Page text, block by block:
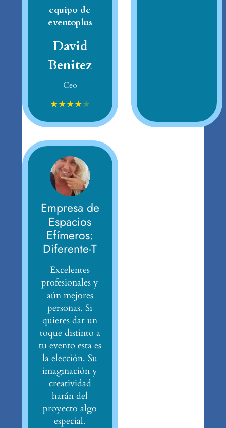
equipo de
eventoplus
David
Benitez
Ceo
★★★★★
Empresa de
Espacios
Efímeros:
Diferente-T
Excelentes
profesionales y
aún mejores
personas. Si
quieres dar un
toque distinto a
tu evento esta es
la elección. Su
imaginación y
creatividad
harán del
proyecto algo
especial.